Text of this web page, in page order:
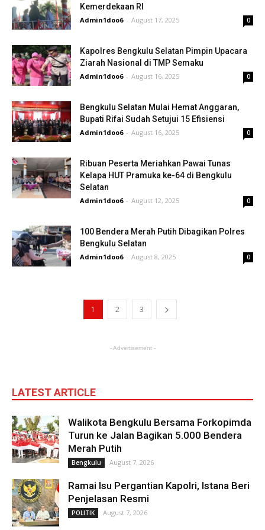
Kemerdekaan RI
Admin1doo6 - August 17, 2025 0
Kapolres Bengkulu Selatan Pimpin Upacara
Ziarah Nasional di TMP Semaku
Admin1doo6 - August 16, 2025 0
Bengkulu Selatan Mulai Hemat Anggaran,
Bupati Rifai Sudah Setujui 15 Efisiensi
Admin1doo6 - August 16, 2025 0
Ribuan Peserta Meriahkan Pawai Tunas
Kelapa HUT Pramuka ke-64 di Bengkulu
Selatan
Admin1doo6 - August 12, 2025 0
100 Bendera Merah Putih Dibagikan Polres
Bengkulu Selatan
Admin1doo6 - August 8, 2025 0
1 2 3
- Advertisement -
LATEST ARTICLE
Walikota Bengkulu Bersama Forkopimda
Turun ke Jalan Bagikan 5.000 Bendera
Merah Putih
Bengkulu August 7, 2026
Ramai Isu Pergantian Kapolri, Istana Beri
Penjelasan Resmi
POLITIK August 7, 2026